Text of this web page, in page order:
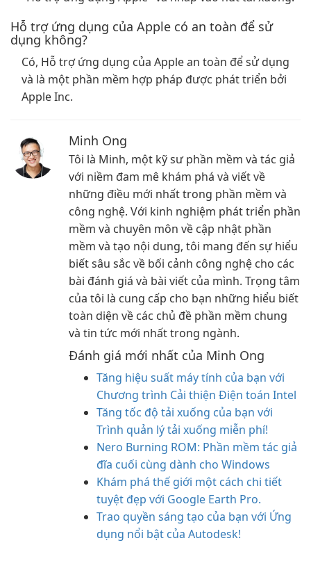
Hỗ trợ ứng dụng của Apple có an toàn để sử
dụng không?
Có, Hỗ trợ ứng dụng của Apple an toàn để sử dụng
và là một phần mềm hợp pháp được phát triển bởi
Apple Inc.
Minh Ong
Tôi là Minh, một kỹ sư phần mềm và tác giả
với niềm đam mê khám phá và viết về
những điều mới nhất trong phần mềm và
công nghệ. Với kinh nghiệm phát triển phần
mềm và chuyên môn về cập nhật phần
mềm và tạo nội dung, tôi mang đến sự hiểu
biết sâu sắc về bối cảnh công nghệ cho các
bài đánh giá và bài viết của mình. Trọng tâm
của tôi là cung cấp cho bạn những hiểu biết
toàn diện về các chủ đề phần mềm chung
và tin tức mới nhất trong ngành.
Đánh giá mới nhất của Minh Ong
Tăng hiệu suất máy tính của bạn với
Chương trình Cải thiện Điện toán Intel
Tăng tốc độ tải xuống của bạn với
Trình quản lý tải xuống miễn phí!
Nero Burning ROM: Phần mềm tác giả
đĩa cuối cùng dành cho Windows
Khám phá thế giới một cách chi tiết
tuyệt đẹp với Google Earth Pro.
Trao quyền sáng tạo của bạn với Ứng
dụng nổi bật của Autodesk!